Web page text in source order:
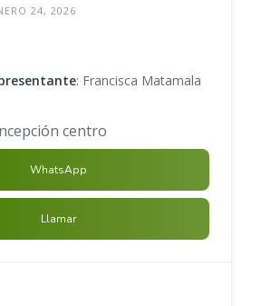
24, 2026
: Francisca Matamala
centro
WhatsApp
Llamar